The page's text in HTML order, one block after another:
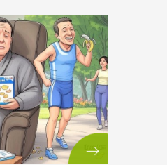
hanem egy stresszes
lehet jól csinálni!
tovább a tippekért!